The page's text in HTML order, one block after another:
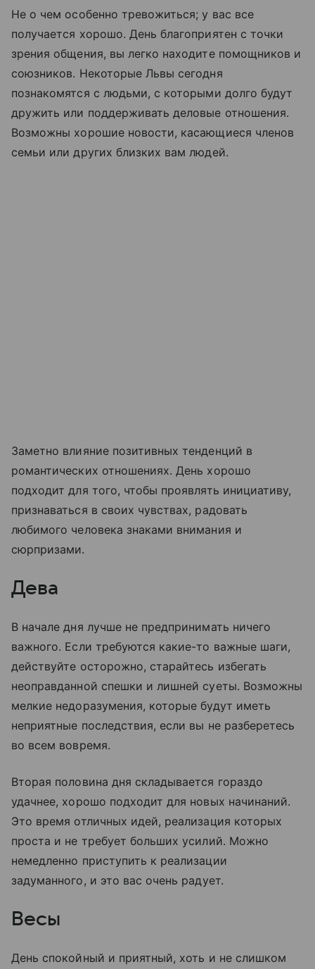
Не о чем особенно тревожиться; у вас все
получается хорошо. День благоприятен с точки
зрения общения, вы легко находите помощников и
союзников. Некоторые Львы сегодня
познакомятся с людьми, с которыми долго будут
дружить или поддерживать деловые отношения.
Возможны хорошие новости, касающиеся членов
семьи или других близких вам людей.
Заметно влияние позитивных тенденций в
романтических отношениях. День хорошо
подходит для того, чтобы проявлять инициативу,
признаваться в своих чувствах, радовать
любимого человека знаками внимания и
сюрпризами.
Дева
В начале дня лучше не предпринимать ничего
важного. Если требуются какие-то важные шаги,
действуйте осторожно, старайтесь избегать
неоправданной спешки и лишней суеты. Возможны
мелкие недоразумения, которые будут иметь
неприятные последствия, если вы не разберетесь
во всем вовремя.
Вторая половина дня складывается гораздо
удачнее, хорошо подходит для новых начинаний.
Это время отличных идей, реализация которых
проста и не требует больших усилий. Можно
немедленно приступить к реализации
задуманного, и это вас очень радует.
Весы
День спокойный и приятный, хоть и не слишком